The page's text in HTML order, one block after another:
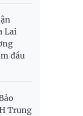
Lai
đầu
Trung